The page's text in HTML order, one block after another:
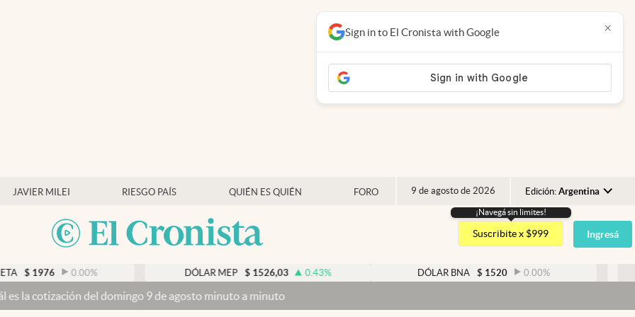
JAVIER MILEI RIESGO PAÍS QUIÉN ES QUIÉN FORO 9 de agosto de 2026 Edición: Argentina
Argentina
España
USA
¡Navegá sin limites!
Suscribite x $999 Ingresá
0.00 % 1526,03 0.43% 1520 0.00 %
9 de agosto minuto a minuto
Sign in to El Cronista with Google ×